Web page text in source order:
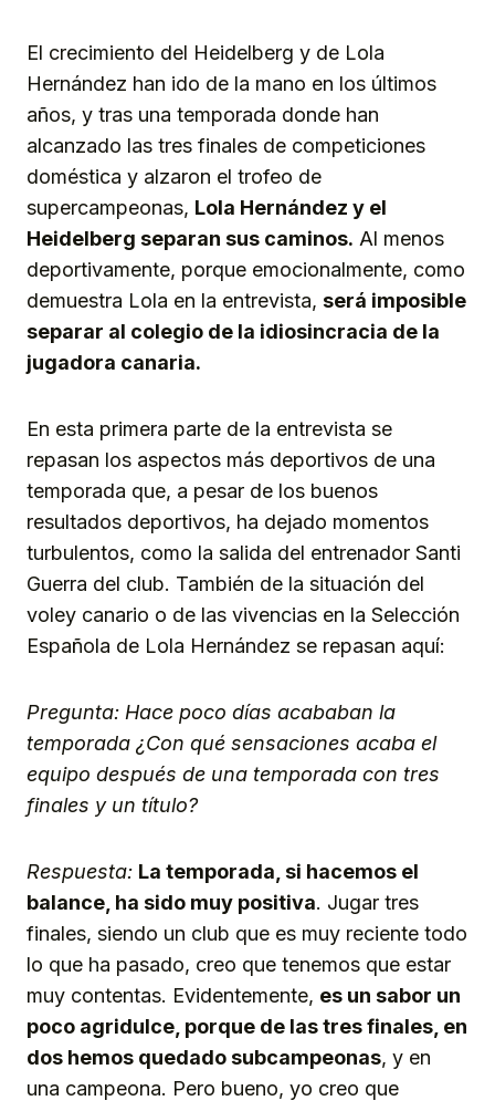
El crecimiento del Heidelberg y de Lola
Hernández han ido de la mano en los últimos
años, y tras una temporada donde han
alcanzado las tres finales de competiciones
doméstica y alzaron el trofeo de
supercampeonas, Lola Hernández y el
Heidelberg separan sus caminos. Al menos
deportivamente, porque emocionalmente, como
demuestra Lola en la entrevista, será imposible
separar al colegio de la idiosincracia de la
jugadora canaria.
En esta primera parte de la entrevista se
repasan los aspectos más deportivos de una
temporada que, a pesar de los buenos
resultados deportivos, ha dejado momentos
turbulentos, como la salida del entrenador Santi
Guerra del club. También de la situación del
voley canario o de las vivencias en la Selección
Española de Lola Hernández se repasan aquí:
Pregunta: Hace poco días acababan la
temporada ¿Con qué sensaciones acaba el
equipo después de una temporada con tres
finales y un título?
Respuesta: La temporada, si hacemos el
balance, ha sido muy positiva. Jugar tres
finales, siendo un club que es muy reciente todo
lo que ha pasado, creo que tenemos que estar
muy contentas. Evidentemente, es un sabor un
poco agridulce, porque de las tres finales, en
dos hemos quedado subcampeonas, y en
una campeona. Pero bueno, yo creo que